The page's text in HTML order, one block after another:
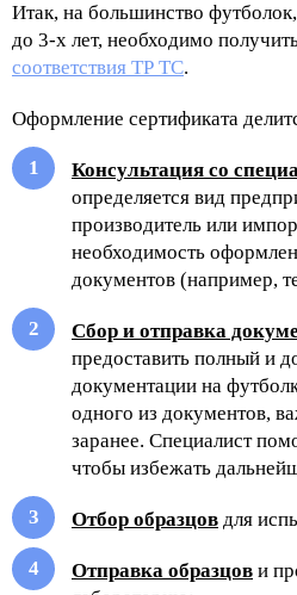
Итак, на большинство
до 3-х лет, необходимо
соответствия ТР ТС.
Оформление сертификата
Консультация со
определяется вид
производитель или
необходимость
документов (например,
Сбор и отправка
предоставить полный и
документации на
одного из документов,
заранее. Специалист
чтобы избежать
Отбор образцов для
Отправка образцов и